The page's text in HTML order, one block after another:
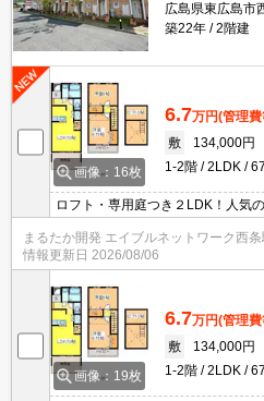
広島県東広島市
築22年
2階建
画像：16枚
6.7万円(管理
敷
134,000円
1-2階
2LDK
ロフト・専用庭つき２LDK！人気
育園すぐ側の洋風な外観がお洒落
ラッグストアがあるので毎日のお
分程なので休日に家族でショッピ
環境！
まるたか開発 エイブルネットワーク西
情報更新日 2026/08/06
画像：19枚
6.7万円(管理
敷
134,000円
1-2階
2LDK